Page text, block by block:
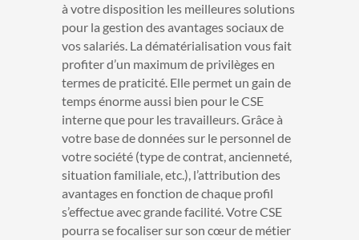
à votre disposition les meilleures solutions
pour la gestion des avantages sociaux de
vos salariés. La dématérialisation vous fait
profiter d’un maximum de privilèges en
termes de praticité. Elle permet un gain de
temps énorme aussi bien pour le CSE
interne que pour les travailleurs. Grâce à
votre base de données sur le personnel de
votre société (type de contrat, ancienneté,
situation familiale, etc.), l’attribution des
avantages en fonction de chaque profil
s’effectue avec grande facilité. Votre CSE
pourra se focaliser sur son cœur de métier